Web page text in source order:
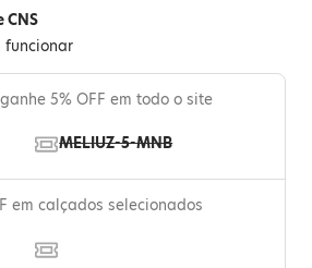
CNS
funcionar
5% OFF em todo o site
MELIUZ-5-MNB
em calçados selecionados